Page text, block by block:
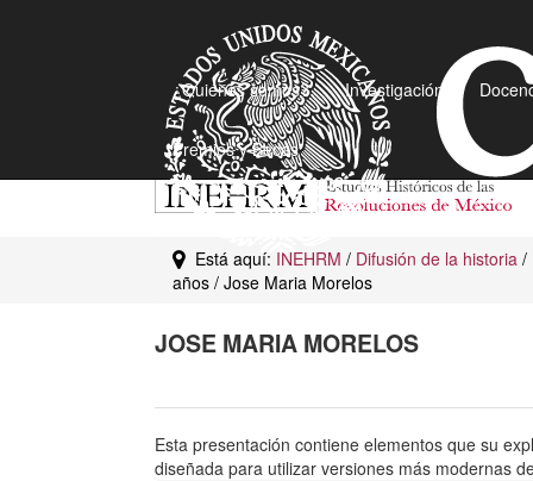
¿Quiénes somos? Investigación
Premios y Becas
Está aquí: INEHRM / Difusión de la historia /
años / Jose Maria Morelos
JOSE MARIA MORELOS
Esta presentación contiene elementos que su
diseñada para utilizar versiones más modernas